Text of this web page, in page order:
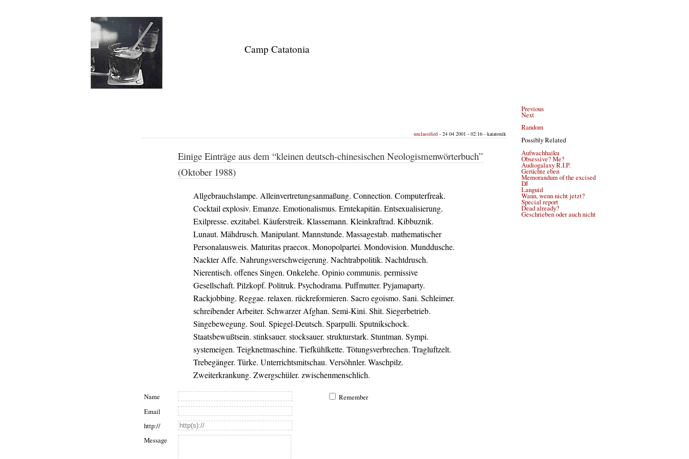
Camp Catatonia
Previous
Next
Random
Possibly Related
Aufwachhaiku
Obsessive? Me?
Audiogalaxy R.I.P.
Gerüchte eben
Memorandum of the excised
DJ
Languid
Wann, wenn nicht jetzt?
Special report
Dead already?
Geschrieben oder auch nicht
unclassified - 24 04 2001 - 02:16 - katatonik
Einige Einträge aus dem “kleinen deutsch-chinesischen Neologismenwörterbuch”
(Oktober 1988)
Allgebrauchslampe. Alleinvertretungsanmaßung. Connection. Computerfreak.
Cocktail explosiv. Emanze. Emotionalismus. Erntekapitän. Entsexualisierung.
Exilpresse. exzitabel. Käuferstreik. Klassemann. Kleinkraftrad. Kibbuznik.
Lunaut. Mähdrusch. Manipulant. Mannstunde. Massagestab. mathematischer
Personalausweis. Maturitas praecox. Monopolpartei. Mondovision. Munddusche.
Nackter Affe. Nahrungsverschweigerung. Nachtrabpolitik. Nachtdrusch.
Nierentisch. offenes Singen. Onkelehe. Opinio communis. permissive
Gesellschaft. Pilzkopf. Politruk. Psychodrama. Puffmutter. Pyjamaparty.
Rackjobbing. Reggae. relaxen. rückreformieren. Sacro egoismo. Sani. Schleimer.
schreibender Arbeiter. Schwarzer Afghan. Semi-Kini. Shit. Siegerbetrieb.
Singebewegung. Soul. Spiegel-Deutsch. Sparpulli. Sputnikschock.
Staatsbewußtsein. stinksauer. stocksauer. strukturstark. Stuntman. Sympi.
systemeigen. Teigknetmaschine. Tiefkühlkette. Tötungsverbrechen. Tragluftzelt.
Trebegänger. Türke. Unterrichtsmitschau. Versöhnler. Waschpilz.
Zweiterkrankung. Zwergschüler. zwischenmenschlich.
Name
Remember
Email
http://
Message